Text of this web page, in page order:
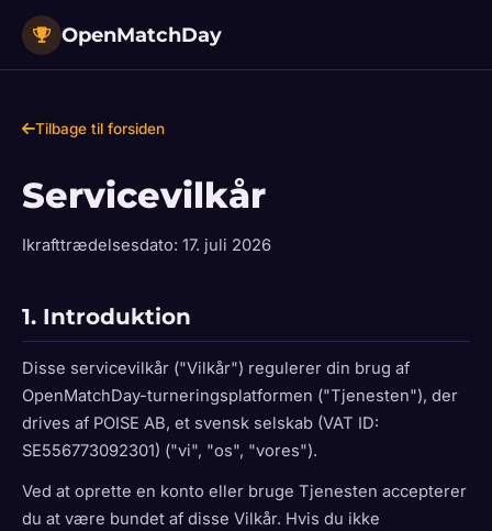
OpenMatchDay
Tilbage til forsiden
Servicevilkår
Ikrafttrædelsesdato: 17. juli 2026
1. Introduktion
Disse servicevilkår ("Vilkår") regulerer din brug af
OpenMatchDay-turneringsplatformen ("Tjenesten"), der
drives af POISE AB, et svensk selskab (VAT ID:
SE556773092301) ("vi", "os", "vores").
Ved at oprette en konto eller bruge Tjenesten accepterer
du at være bundet af disse Vilkår. Hvis du ikke